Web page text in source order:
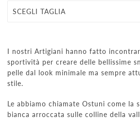
I nostri Artigiani hanno fatto
sportività per creare delle bellissime
pelle dal look minimale ma sempre
stile.
Le abbiamo chiamate Ostuni come la
bianca arroccata sulle colline della